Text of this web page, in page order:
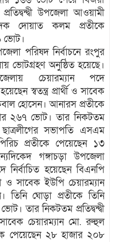
উপজেলা আওয়ামী
দোয়াত কলম প্রতীকে
ভোট।
পরিষদ নির্বাচনে রংপুর
ভোটগ্রহণ অনুষ্ঠিত হয়েছে।
চেয়ারম্যান পদে
স্বতন্ত্র প্রার্থী ও সাবেক
হোসেন। আনারস প্রতীকে
২৬৭ ভোট। তার নিকটতম
ছাত্রলীগের সভাপতি এসএম
প্রতীকে পেয়েছেন ১৩
গঙ্গাচড়া উপজেলা
নির্বাচিত হয়েছেন বিএনপি
ও সাবেক ইউপি চেয়ারম্যান
ঘোড়া প্রতীকে তিনি
তার নিকটতম প্রতিদ্বন্দ্বী
চেয়ারম্যান মো. রুহুল
পেয়েছেন ২৮ হাজার ২০৮